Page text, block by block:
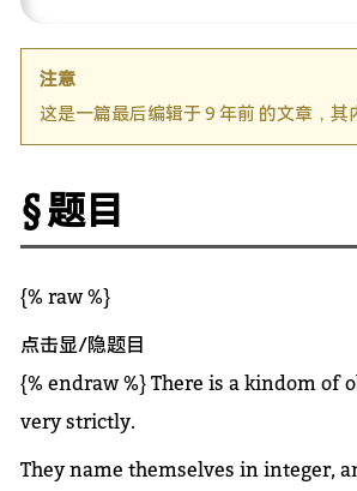
注意
这是一篇最后编辑于 9 年前 的文章，
题目
{% raw %}
点击显/隐题目
{% endraw %} There is a kindom of
very strictly.
They name themselves in integer,